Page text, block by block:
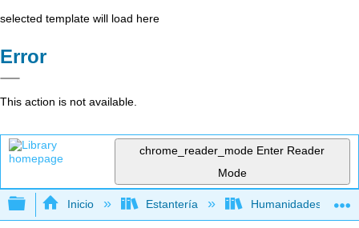
selected template will load here
Error
This action is not available.
chrome_reader_mode Enter Reader
Mode
Expandir/contraer jerarquía global
Inicio Estantería Humanidades